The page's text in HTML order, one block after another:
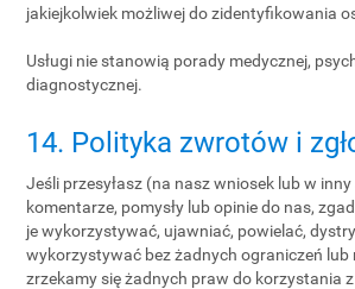
jakiejkolwiek możliwej do zidentyfikowania
Usługi nie stanowią porady medycznej,
diagnostycznej.
14. Polityka zwrotów i
Jeśli przesyłasz (na nasz wniosek lub w
komentarze, pomysły lub opinie do nas,
je wykorzystywać, ujawniać, powielać,
wykorzystywać bez żadnych ograniczeń lub
zrzekamy się żadnych praw do korzystania